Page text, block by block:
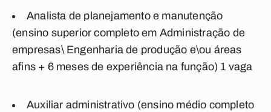
Analista de planejamento e manutenção
(ensino superior completo em Administração de
empresas\ Engenharia de produção e\ou áreas
afins + 6 meses de experiência na função) 1 vaga
Auxiliar administrativo (ensino médio completo